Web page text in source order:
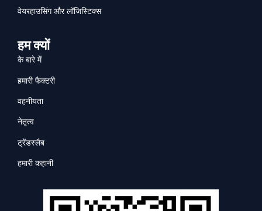
वेयरहाउसिंग और लॉजिस्टिक्स
हम क्यों
के बारे में
हमारी फैक्टरी
वहनीयता
नेतृत्व
ट्रेंडस्लैब
हमारी कहानी